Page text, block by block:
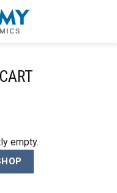
empty.